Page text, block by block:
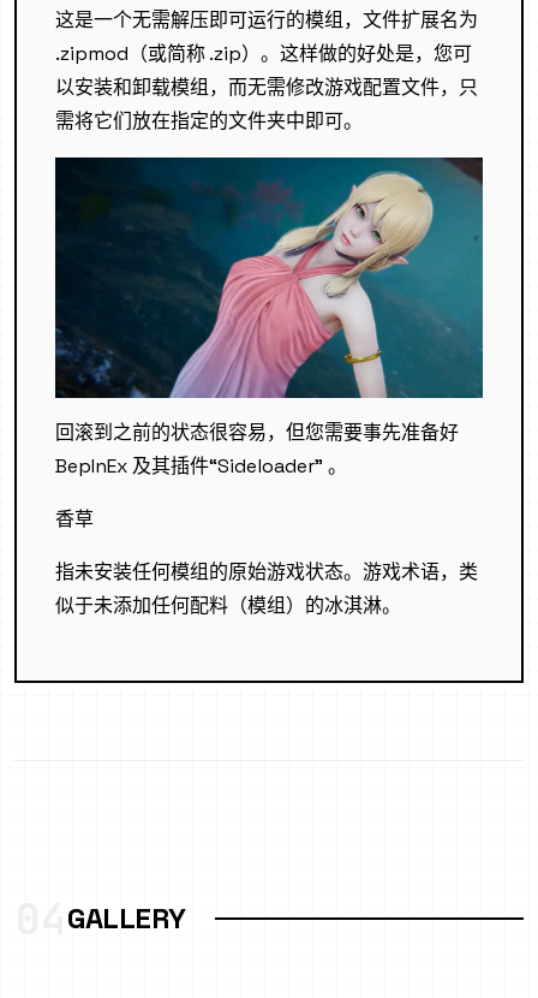
这是一个无需解压即可运行的模组，文件扩展名为
.zipmod（或简称 .zip）。这样做的好处是，您可
以安装和卸载模组，而无需修改游戏配置文件，只
需将它们放在指定的文件夹中即可。
回滚到之前的状态很容易，但您需要事先准备好
BepInEx 及其插件“Sideloader” 。
香草
指未安装任何模组的原始游戏状态。游戏术语，类
似于未添加任何配料（模组）的冰淇淋。
GALLERY